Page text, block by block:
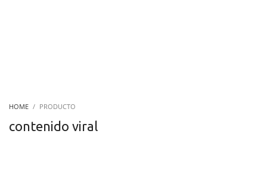
HOME PRODUCTO
contenido viral